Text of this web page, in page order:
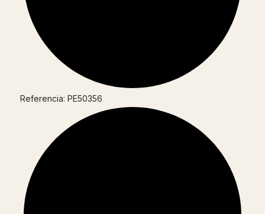
Referencia: PE50356